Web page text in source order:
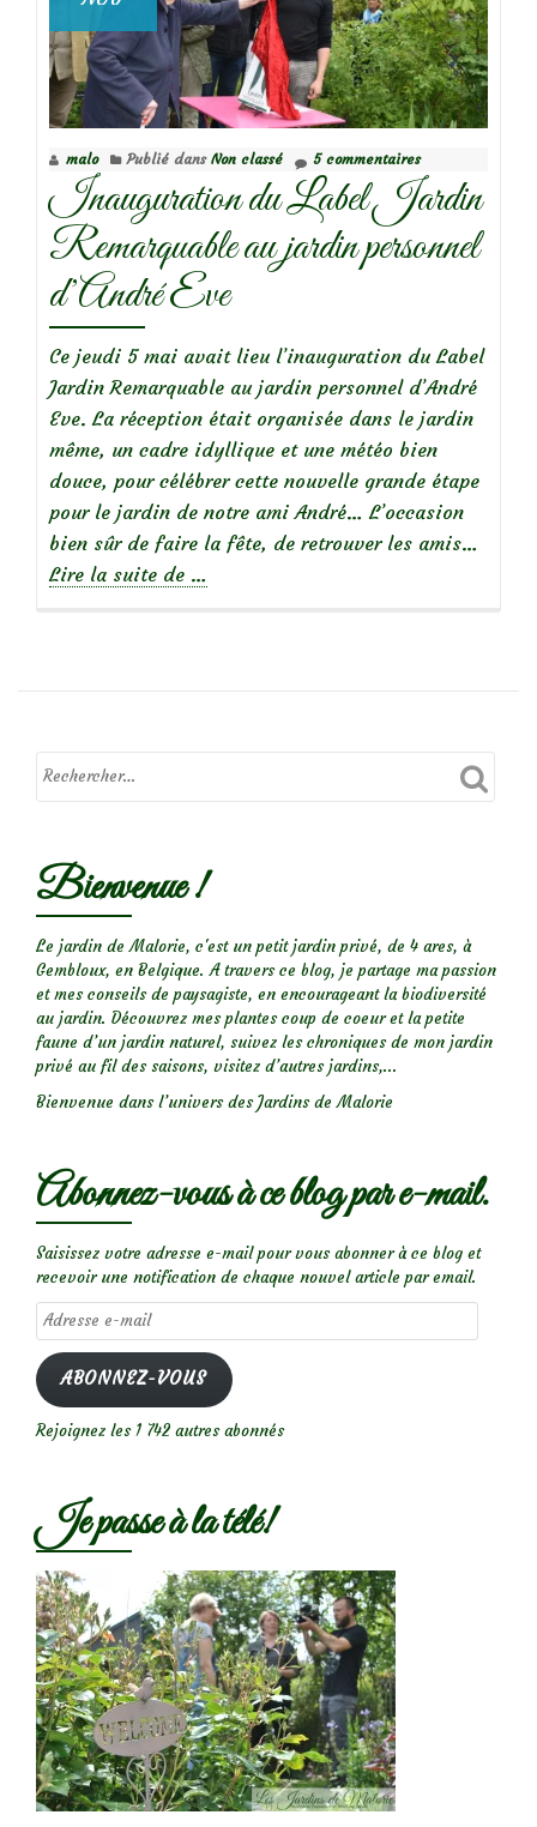
malo Publié dans Non classé 5 commentaires
Inauguration du Label Jardin
Remarquable au jardin personnel
d’André Eve
Ce jeudi 5 mai avait lieu l’inauguration du Label
Jardin Remarquable au jardin personnel d’André
Eve. La réception était organisée dans le jardin
même, un cadre idyllique et une météo bien
douce, pour célébrer cette nouvelle grande étape
pour le jardin de notre ami André… L’occasion
bien sûr de faire la fête, de retrouver les amis…
Lire la suite de
Label
Remarquable
d’André
…
Bienvenue !
Le jardin de Malorie, c'est un petit jardin privé, de 4 ares, à
Gembloux, en Belgique. A travers ce blog, je partage ma passion
et mes conseils de paysagiste, en encourageant la biodiversité
au jardin. Découvrez mes plantes coup de coeur et la petite
faune d’un jardin naturel, suivez les chroniques de mon jardin
privé au fil des saisons, visitez d’autres jardins,...
Bienvenue dans l’univers des Jardins de Malorie
Abonnez-vous à ce blog par e-mail.
Saisissez votre adresse e-mail pour vous abonner à ce blog et
recevoir une notification de chaque nouvel article par email.
Adresse
e-
mail
ABONNEZ-VOUS
Rejoignez les 1 742 autres abonnés
Je passe à la télé!